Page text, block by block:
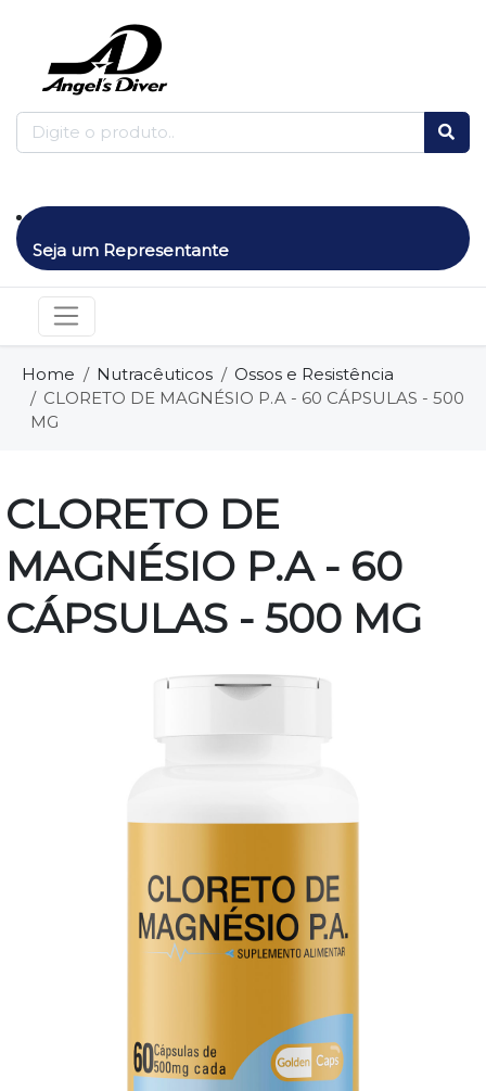
Seja um Representante
Home Nutracêuticos
Ossos e Resistência
CLORETO DE MAGNÉSIO P.A - 60 CÁPSULAS - 500
MG
CLORETO DE
MAGNÉSIO P.A - 60
CÁPSULAS - 500 MG